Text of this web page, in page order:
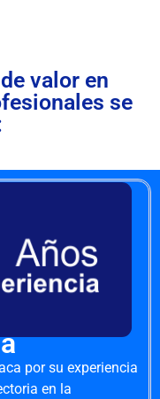
valor en
se
por su experiencia
en la